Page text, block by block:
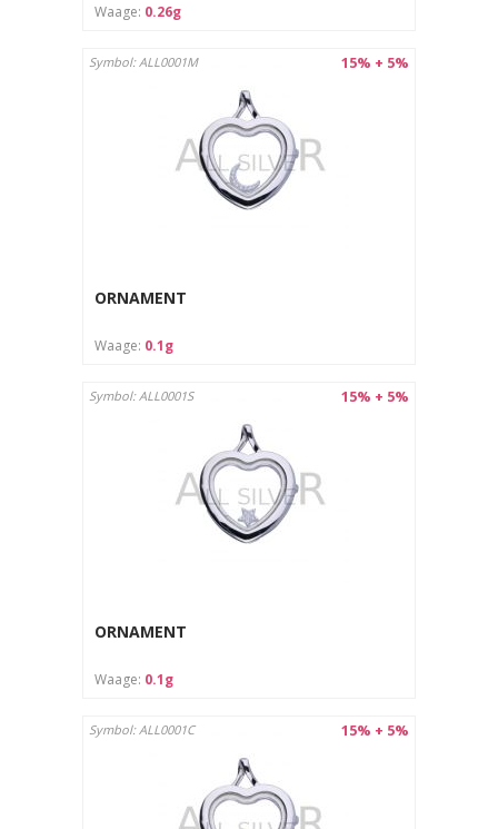
Waage: 0.26g
15% + 5%
Symbol: ALL0001M
ORNAMENT
Waage: 0.1g
15% + 5%
Symbol: ALL0001S
ORNAMENT
Waage: 0.1g
15% + 5%
Symbol: ALL0001C